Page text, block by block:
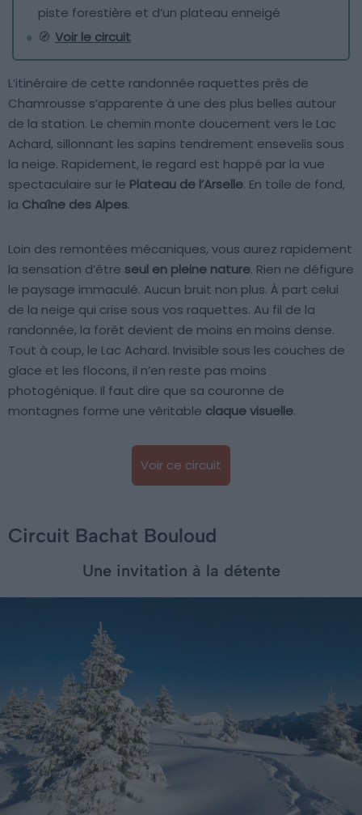
piste forestière et d’un plateau enneigé
🧭 Voir le circuit
L’itinéraire de cette randonnée raquettes près de
Chamrousse s’apparente à une des plus belles autour
de la station. Le chemin monte doucement vers le Lac
Achard, sillonnant les sapins tendrement ensevelis sous
la neige. Rapidement, le regard est happé par la vue
spectaculaire sur le Plateau de l’Arselle. En toile de fond,
la Chaîne des Alpes.
Loin des remontées mécaniques, vous aurez rapidement
la sensation d’être seul en pleine nature. Rien ne défigure
le paysage immaculé. Aucun bruit non plus. À part celui
de la neige qui crise sous vos raquettes. Au fil de la
randonnée, la forêt devient de moins en moins dense.
Tout à coup, le Lac Achard. Invisible sous les couches de
glace et les flocons, il n’en reste pas moins
photogénique. Il faut dire que sa couronne de
montagnes forme une véritable claque visuelle.
Voir ce circuit
Circuit Bachat Bouloud
Une invitation à la détente